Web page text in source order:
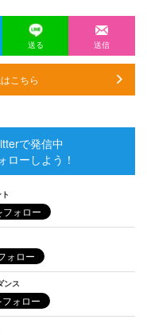
送る 送信
こちら
で発信中
ローしよう！
ンス